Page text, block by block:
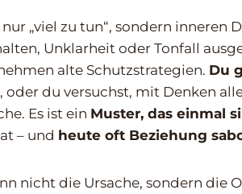
„viel zu tun“, sondern inneren
Unklarheit oder Tonfall
alte Schutzstrategien. Du
, oder du versuchst, mit Denken
Es ist ein Muster, das einmal
– und heute oft Beziehung
nicht die Ursache, sondern die